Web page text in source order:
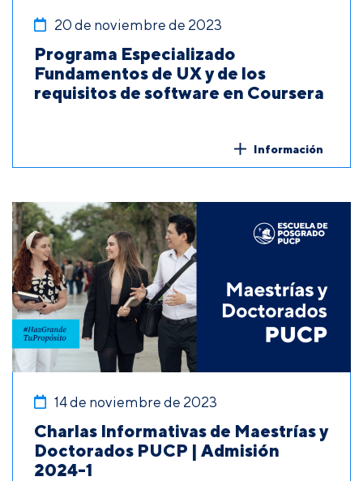
20 de noviembre de 2023
Programa Especializado
Fundamentos de UX y de los
requisitos de software en Coursera
Información
14 de noviembre de 2023
Charlas Informativas de Maestrías y
Doctorados PUCP | Admisión
2024-1